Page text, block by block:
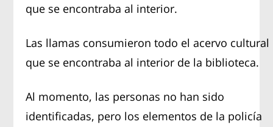
que se encontraba al interior.
Las llamas consumieron todo el acervo cultural
que se encontraba al interior de la biblioteca.
Al momento, las personas no han sido
identificadas, pero los elementos de la policía